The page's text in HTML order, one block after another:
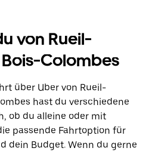
von Rueil-
Colombes
über Uber von Rueil-
hast du verschiedene
ob du alleine oder mit
passende Fahrtoption für
dein Budget. Wenn du gerne